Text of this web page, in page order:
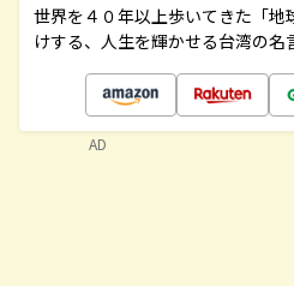
世界を４０年以上歩いてきた「
けする、人生を輝かせる台湾の名
AD